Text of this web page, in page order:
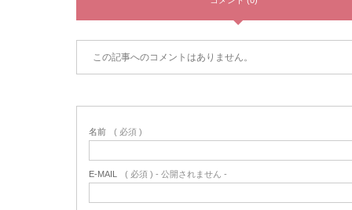
この記事へのコメントはありません。
名前 ( 必須 )
E-MAIL ( 必須 ) - 公開されません -